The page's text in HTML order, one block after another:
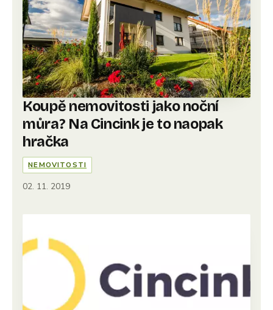
Koupě nemovitosti jako noční
můra? Na Cincink je to naopak
hračka
NEMOVITOSTI
02. 11. 2019